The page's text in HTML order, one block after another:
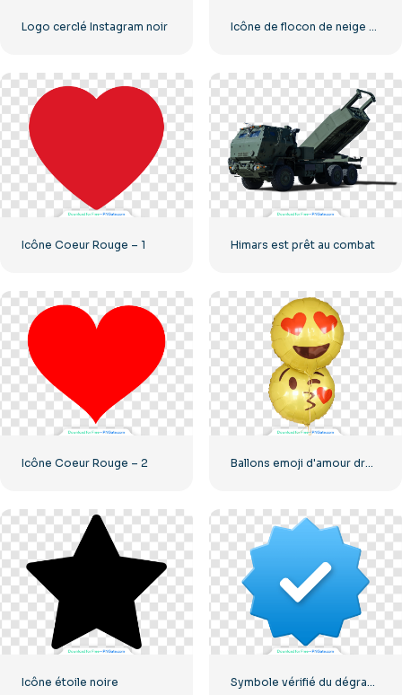
Logo cerclé Instagram noir
Icône Coeur Rouge – 1 Himars est prêt au combat
Icône Coeur Rouge – 2 Ballons emoji d'amour drôles jaunes
Icône étoile noire